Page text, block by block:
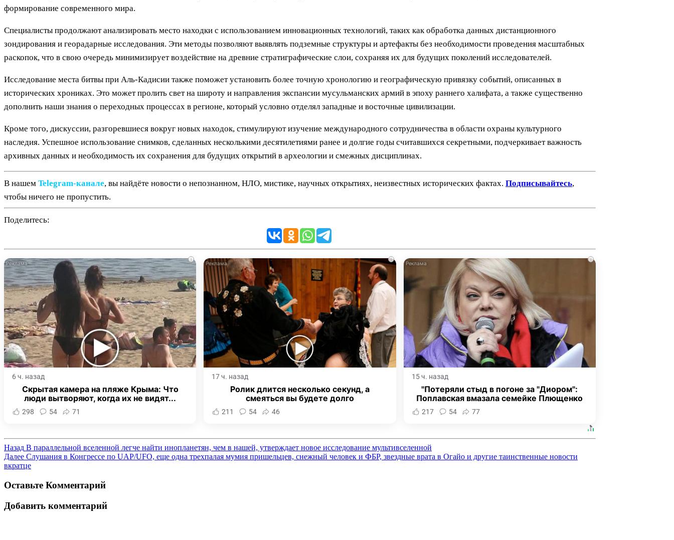
формирование современного мира.
Специалисты продолжают анализировать место находки с использованием инновационных технологий, таких как обработка данных дистанционного
зондирования и георадарные исследования. Эти методы позволяют выявлять подземные структуры и артефакты без необходимости проведения масштабных
раскопок, что в свою очередь минимизирует воздействие на древние стратиграфические слои, сохраняя их для будущих поколений исследователей.
Исследование места битвы при Аль-Кадисии также поможет установить более точную хронологию и географическую привязку событий, описанных в
исторических хрониках. Это может пролить свет на широту и направления экспансии мусульманских армий в эпоху раннего халифата, а также существенно
дополнить наши знания о переходных процессах в регионе, который условно отделял западные и восточные цивилизации.
Кроме того, дискуссии, разгоревшиеся вокруг новых находок, стимулируют изучение международного сотрудничества в области охраны культурного
наследия. Успешное использование снимков, сделанных несколькими десятилетиями ранее и долгие годы считавшихся секретными, подчеркивает важность
архивных данных и необходимость их сохранения для будущих открытий в археологии и смежных дисциплинах.
В нашем Telegram‑канале, вы найдёте новости о непознанном, НЛО, мистике, научных открытиях, неизвестных исторических фактах. Подписывайтесь,
чтобы ничего не пропустить.
Поделитесь:
i
6 ч. назад
Скрытая камера на пляже Крыма: Что
люди вытворяют, когда их не видят...
298 54 71
i
17 ч. назад
Ролик длится несколько секунд, а
смеяться вы будете долго
211 54 46
i
15 ч. назад
"Потеряли стыд в погоне за "Диором":
Поплавская вмазала семейке Плющенко
217 54 77
Назад В параллельной вселенной легче найти инопланетян, чем в нашей, утверждает новое исследование мультивселенной
Далее Слушания в Конгрессе по UAP/UFO, еще одна трехпалая мумия пришельцев, снежный человек и ФБР, звездные врата в Огайо и другие таинственные новости
вкратце
Оставьте Комментарий
Добавить комментарий